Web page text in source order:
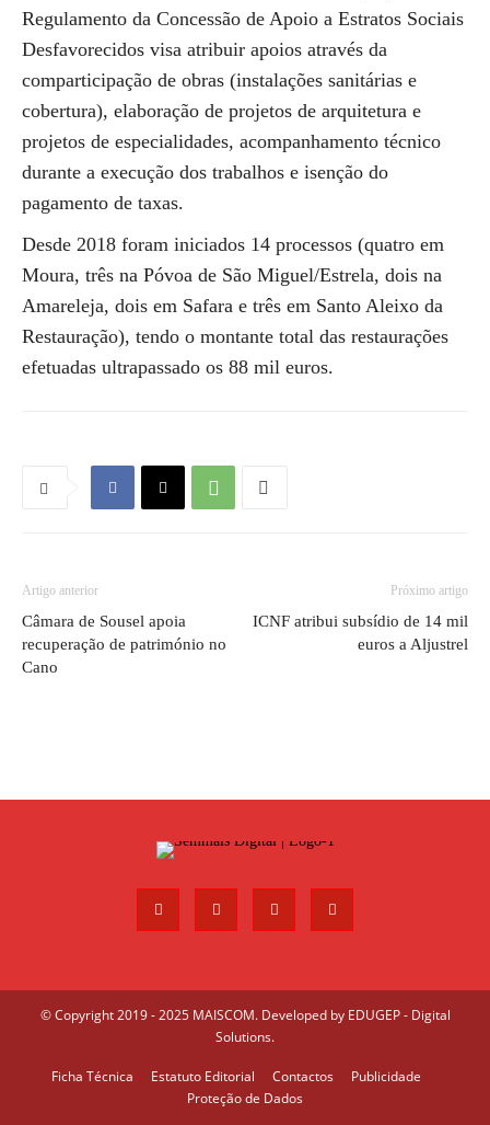
Regulamento da Concessão de Apoio a Estratos Sociais
Desfavorecidos visa atribuir apoios através da
comparticipação de obras (instalações sanitárias e
cobertura), elaboração de projetos de arquitetura e
projetos de especialidades, acompanhamento técnico
durante a execução dos trabalhos e isenção do
pagamento de taxas.
Desde 2018 foram iniciados 14 processos (quatro em
Moura, três na Póvoa de São Miguel/Estrela, dois na
Amareleja, dois em Safara e três em Santo Aleixo da
Restauração), tendo o montante total das restaurações
efetuadas ultrapassado os 88 mil euros.
Artigo anterior
Câmara de Sousel apoia
recuperação de património no
Cano
Próximo artigo
ICNF atribui subsídio de 14 mil
euros a Aljustrel
© Copyright 2019 - 2025 MAISCOM. Developed by EDUGEP - Digital
Solutions.
Ficha Técnica Estatuto Editorial Contactos
Publicidade
Proteção de Dados